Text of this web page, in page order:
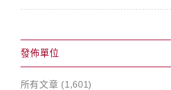
發佈單位
所有文章 (1,601)